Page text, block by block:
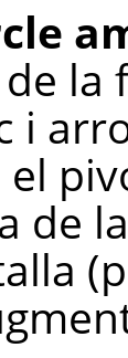
la
i
de